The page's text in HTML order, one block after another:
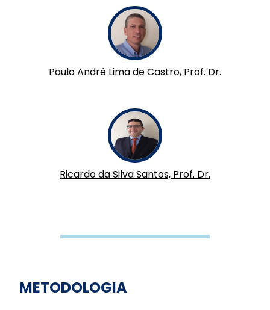
Paulo André Lima de Castro, Prof. Dr.
Ricardo da Silva Santos, Prof. Dr.
METODOLOGIA